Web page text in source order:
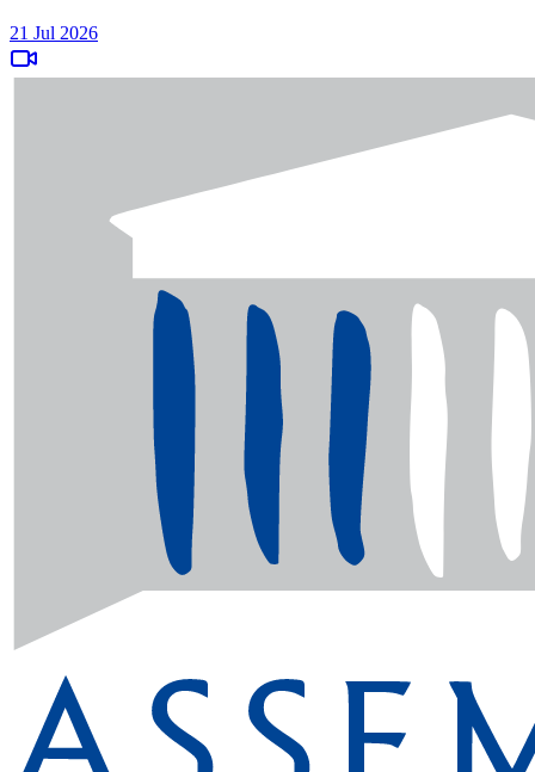
21 Jul 2026